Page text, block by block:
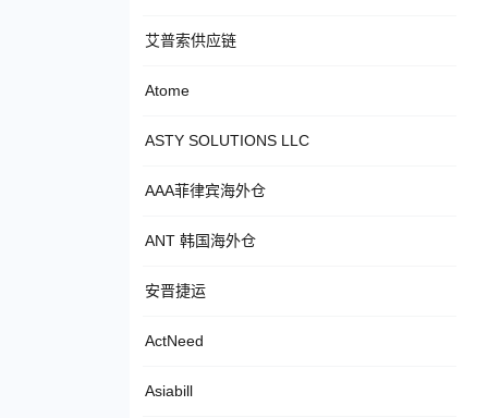
艾普索供应链
Atome
ASTY SOLUTIONS LLC
AAA菲律宾海外仓
ANT 韩国海外仓
安晋捷运
ActNeed
Asiabill